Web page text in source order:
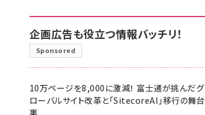
企画広告も役立つ情報バッチリ！
Sponsored
10万ページを8,000に激減！ 富士通が挑んだグ
ローバルサイト改革と「SitecoreAI」移行の舞台
裏